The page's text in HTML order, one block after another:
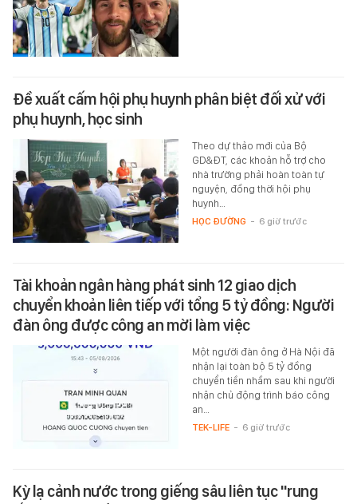
Đề xuất cấm hội phụ huynh phân biệt đối xử với
phụ huynh, học sinh
Theo dự thảo mới của Bộ
GD&ĐT, các khoản hỗ trợ cho
nhà trường phải hoàn toàn tự
nguyện, đồng thời hội phụ
huynh…
HỌC ĐƯỜNG - 6 giờ trước
Tài khoản ngân hàng phát sinh 12 giao dịch
chuyển khoản liên tiếp với tổng 5 tỷ đồng: Người
đàn ông được công an mời làm việc
Một người đàn ông ở Hà Nội đã
nhận lại toàn bộ 5 tỷ đồng
chuyển tiền nhầm sau khi người
nhận chủ động trình báo công
an…
TEK-LIFE - 6 giờ trước
Kỳ lạ cảnh nước trong giếng sâu liên tục "rung